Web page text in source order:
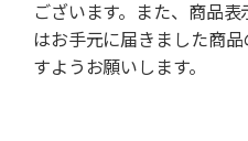
ございます。また、商品
はお手元に届きました商
すようお願いします。